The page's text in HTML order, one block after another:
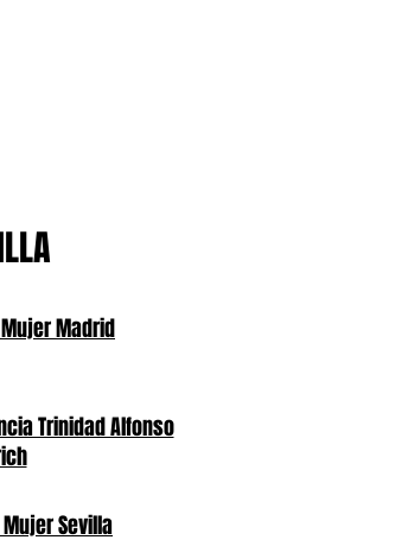
Madrid
Trinidad Alfonso
Sevilla